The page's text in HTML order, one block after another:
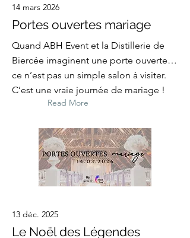
14 mars 2026
Portes ouvertes mariage
Quand ABH Event et la Distillerie de
Biercée imaginent une porte ouverte…
ce n’est pas un simple salon à visiter.
C’est une vraie journée de mariage !
Read More
13 déc. 2025
Le Noël des Légendes